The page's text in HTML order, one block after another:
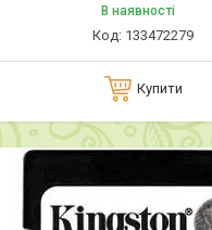
В наявності
133472279
Купити